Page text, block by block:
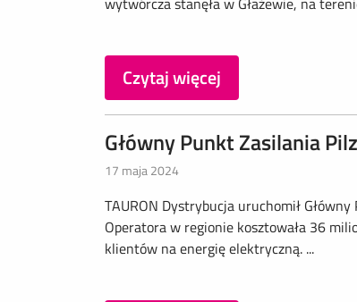
Czytaj więcej
Główny Punkt Zasilania
17 maja 2024
TAURON Dystrybucja uruchomił
Operatora w regionie kosztowała 36
klientów na energię elektryczną. ...